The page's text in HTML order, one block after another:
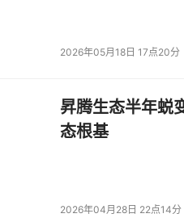
金融、医疗、能源、交通、
首次就“新基建”概念和内涵
交通的重中之重。
2026年05月18日 17点20分
昇腾生态半年蜕
态根基
2026年04月28日 22点14分